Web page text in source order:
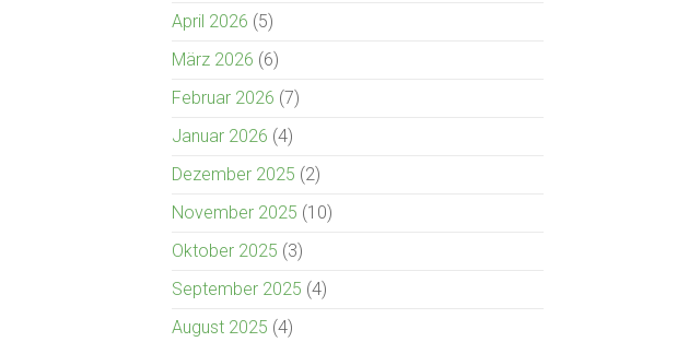
April 2026 (5)
März 2026 (6)
Februar 2026 (7)
Januar 2026 (4)
Dezember 2025 (2)
November 2025 (10)
Oktober 2025 (3)
September 2025 (4)
August 2025 (4)